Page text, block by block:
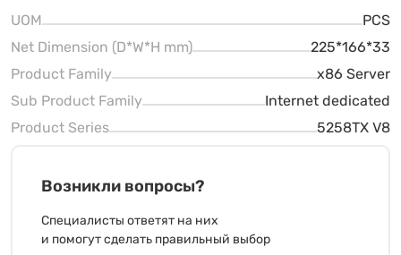
UOM
PCS
Net Dimension (D*W*H mm)
225*166*33
Product Family
x86 Server
Sub Product Family
Internet dedicated
Product Series
5258TX V8
Возникли вопросы?
Специалисты ответят на них
и помогут сделать правильный выбор